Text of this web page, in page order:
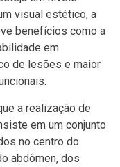
visual estético, a
benefícios como a
em
de lesões e maior
a realização de
em um conjunto
no centro do
abdômen, dos